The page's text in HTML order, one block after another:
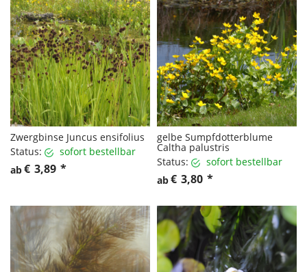
Zwergbinse Juncus ensifolius
Status:
sofort bestellbar
ab€ 3,89 *
gelbe Sumpfdotterblume
Caltha palustris
Status:
sofort bestellbar
ab€ 3,80 *